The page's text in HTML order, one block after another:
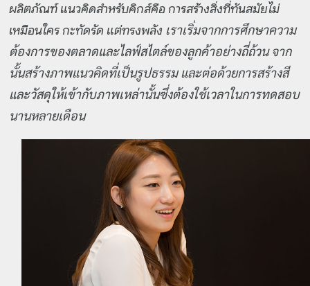
ผลิตภัณฑ์ แนวคิดสำหรับคิกส์คือ การสร้างสิ่งที่ทันสมัยไม่
เหมือนใคร กะทัดรัด แต่ทรงพลัง เราเริ่มจากการศึกษาความ
ต้องการของตลาดและไลฟ์สไตล์ของลูกค้าอย่างถี่ถ้วน จาก
นั้นสร้างภาพแนวคิดที่เป็นรูปธรรม และต่อด้วยการสร้างสี
และวัสดุให้เข้ากับภาพเหล่านั้นซึ่งต้องใช้เวลาในการทดสอบ
นานหลายเดือน